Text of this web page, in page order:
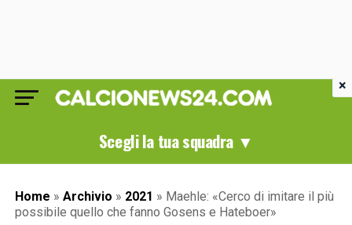
Scegli la tua squadra ▼
Home » Archivio » 2021 » Maehle: «Cerco di imitare il più
possibile quello che fanno Gosens e Hateboer»
×